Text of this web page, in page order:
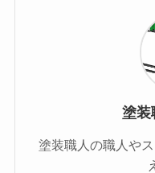
塗装
塗装職人の職人や